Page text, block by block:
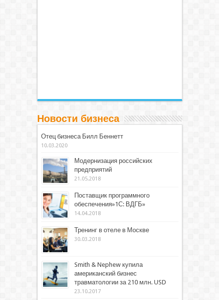
Новости бизнеса
Отец бизнеса Билл Беннетт
10.03.2020
Модернизация российских
предприятий
21.05.2018
Поставщик программного
обеспечения»1С: ВДГБ»
14.04.2018
Тренинг в отеле в Москве
30.03.2018
Smith & Nephew купила
американский бизнес
травматологии за 210 млн. USD
23.10.2017